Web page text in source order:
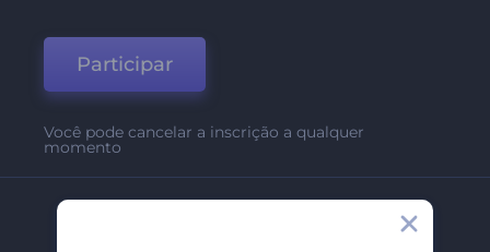
Participar
Você pode cancelar a inscrição a qualquer
momento